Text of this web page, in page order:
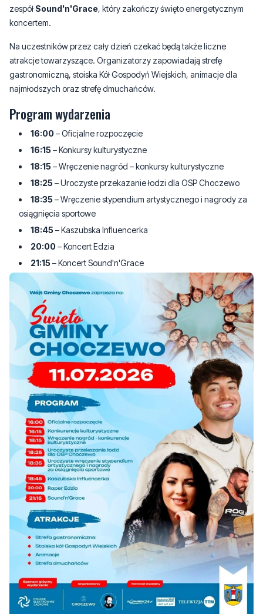
zespół Sound'n'Grace, który zakończy święto energetycznym
koncertem.
Na uczestników przez cały dzień czekać będą także liczne
atrakcje towarzyszące. Organizatorzy zapowiadają strefę
gastronomiczną, stoiska Kół Gospodyń Wiejskich, animacje dla
najmłodszych oraz strefę dmuchańców.
Program wydarzenia
16:00– Oficjalne rozpoczęcie
16:15– Konkursy kulturystyczne
18:15– Wręczenie nagród – konkursy kulturystyczne
18:25– Uroczyste przekazanie łodzi dla OSP Choczewo
18:35– Wręczenie stypendium artystycznego i nagrody za
osiągnięcia sportowe
18:45– Kaszubska Influencerka
20:00– Koncert Edzia
21:15– Koncert Sound'n'Grace